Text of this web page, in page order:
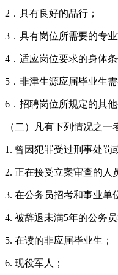
2．具有良好的品行；
3．具有岗位所需要的专业
4．适应岗位要求的身体条
5．非津生源应届毕业生
6．招聘岗位所规定的其他
（二）凡有下列情况之一
1. 曾因犯罪受过刑事处罚
2. 正在接受立案审查的人
3. 在公务员招考和事业单
4. 被辞退未满5年的公务
5. 在读的非应届毕业生；
6. 现役军人；